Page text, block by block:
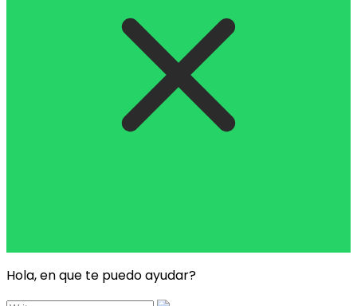
Hola, en que te puedo ayudar?